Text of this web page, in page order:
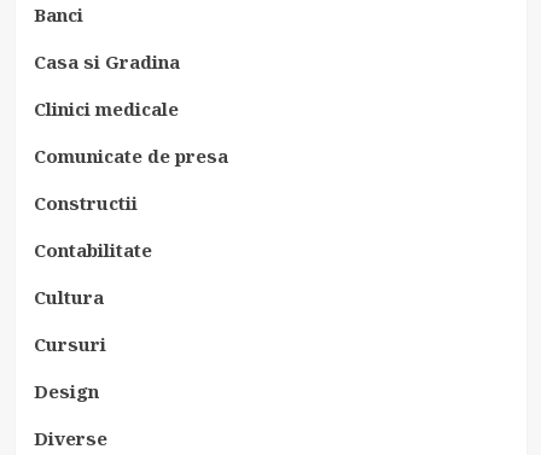
Banci
Casa si Gradina
Clinici medicale
Comunicate de presa
Constructii
Contabilitate
Cultura
Cursuri
Design
Diverse